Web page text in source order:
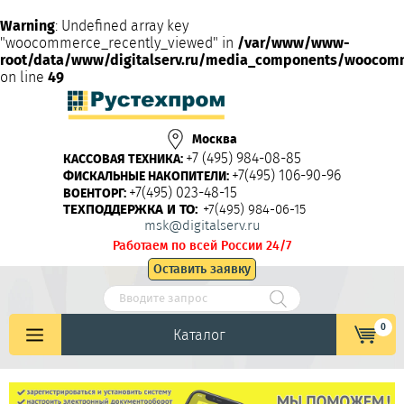
Warning: Undefined array key
"woocommerce_recently_viewed" in /var/www/www-
root/data/www/digitalserv.ru/media_components/
on line 49
Москва
КАССОВАЯ ТЕХНИКА: +7 (495) 984-08-85
ФИСКАЛЬНЫЕ НАКОПИТЕЛИ: +7(495) 106-90-96
ВОЕНТОРГ: +7(495) 023-48-15
ТЕХПОДДЕРЖКА И ТО: +7(495) 984-06-15
msk@digitalserv.ru
Работаем по всей России 24/7
Оставить заявку
Каталог 0